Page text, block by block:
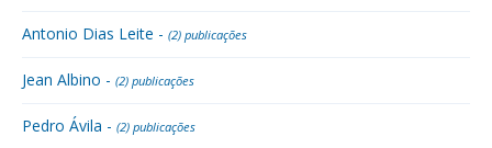
Antonio Dias Leite - (2) publicações
Jean Albino - (2) publicações
Pedro Ávila - (2) publicações